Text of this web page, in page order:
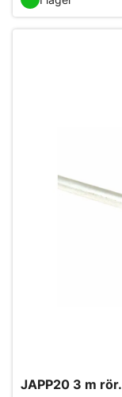
JAPP20 3 m rör.